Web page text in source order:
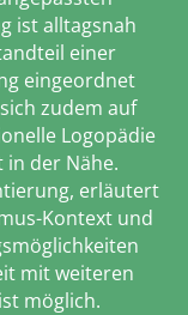
ist alltagsnah
einer
eingeordnet
zudem auf
Logopädie
der Nähe.
erläutert
Kontext und
mit weiteren
möglich.